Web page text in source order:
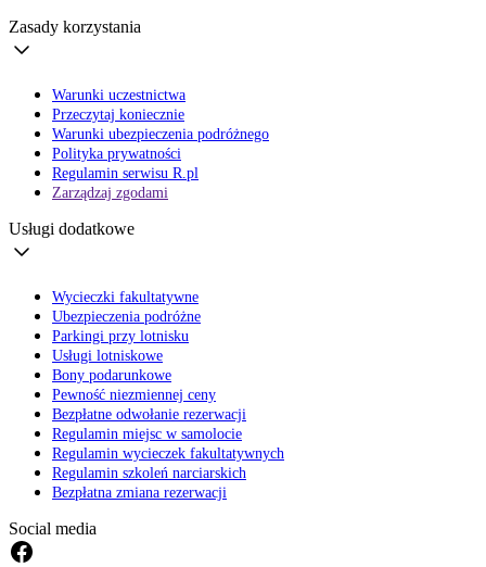
Zasady korzystania
Warunki uczestnictwa
Przeczytaj koniecznie
Warunki ubezpieczenia podróżnego
Polityka prywatności
Regulamin serwisu R.pl
Zarządzaj zgodami
Usługi dodatkowe
Wycieczki fakultatywne
Ubezpieczenia podróżne
Parkingi przy lotnisku
Usługi lotniskowe
Bony podarunkowe
Pewność niezmiennej ceny
Bezpłatne odwołanie rezerwacji
Regulamin miejsc w samolocie
Regulamin wycieczek fakultatywnych
Regulamin szkoleń narciarskich
Bezpłatna zmiana rezerwacji
Social media